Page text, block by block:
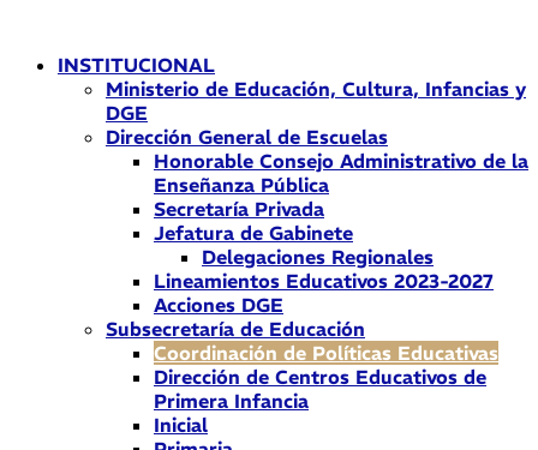
contenidoINSTITUCIONAL
Ministerio de Educación, Cultura, Infancias y
DGE
Dirección General de Escuelas
Honorable Consejo Administrativo de la
Enseñanza Pública
Secretaría Privada
Jefatura de Gabinete
Delegaciones Regionales
Lineamientos Educativos 2023-2027
Acciones DGE
Subsecretaría de Educación
Coordinación de Políticas Educativas
Dirección de Centros Educativos de
Primera Infancia
Inicial